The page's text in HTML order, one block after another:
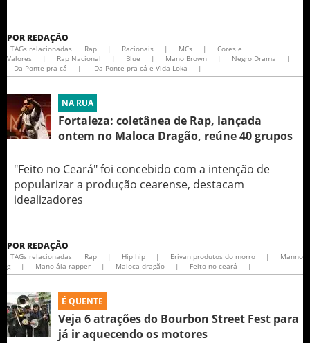
POR REDAÇÃO
TAGs relacionadas Rap | Racionais | MCs |
Cores e
Valores
| Rap Nacional | Blue | Mano Brown | Negro Drama
|
Da Ponte pra cá
| Da Ponte pra cá e Vida Loka |
NA RUA
Fortaleza: coletânea de Rap, lançada
ontem no Maloca Dragão, reúne 40 grupos
"Feito no Ceará" foi concebido com a intenção de
popularizar a produção cearense, destacam
idealizadores
POR REDAÇÃO
TAGs relacionadas Rap | Hip hip | Erivan produtos do morro |
Manno
g
| Mano ála rapper | Maloca dragão | Feito no ceará |
É QUENTE
Veja 6 atrações do Bourbon Street Fest para
já ir aquecendo os motores